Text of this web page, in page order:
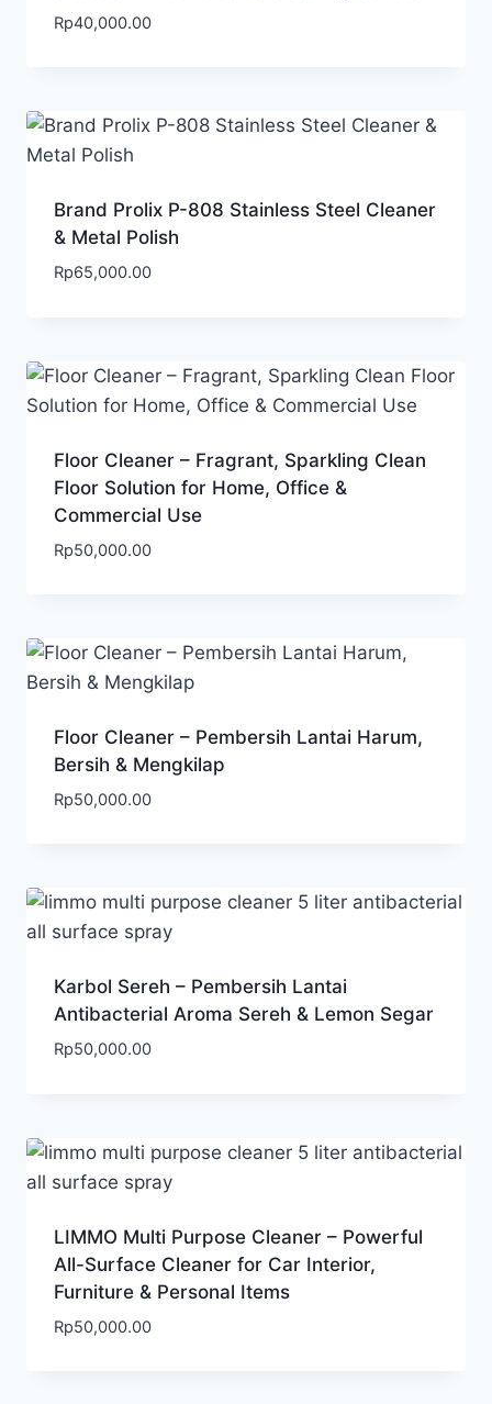
Rp40,000.00
Brand Prolix P-808 Stainless Steel Cleaner
& Metal Polish
Rp65,000.00
Floor Cleaner – Fragrant, Sparkling Clean
Floor Solution for Home, Office &
Commercial Use
Rp50,000.00
Floor Cleaner – Pembersih Lantai Harum,
Bersih & Mengkilap
Rp50,000.00
Karbol Sereh – Pembersih Lantai
Antibacterial Aroma Sereh & Lemon Segar
Rp50,000.00
LIMMO Multi Purpose Cleaner – Powerful
All-Surface Cleaner for Car Interior,
Furniture & Personal Items
Rp50,000.00